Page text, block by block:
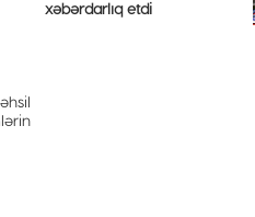
xəbərdarlıq etdi